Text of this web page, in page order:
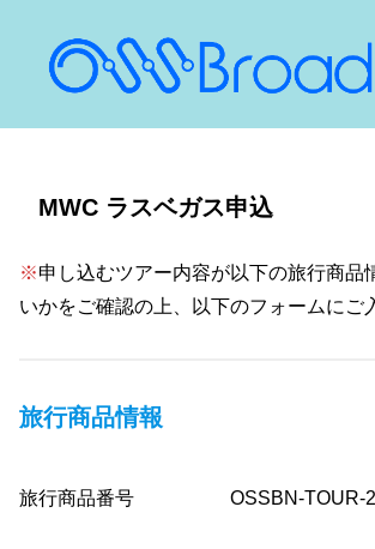
MWC ラスベガス申込
※申し込むツアー内容が以下の旅行商品
いかをご確認の上、以下のフォームにご
旅行商品情報
旅行商品番号 OSSBN-TOUR-